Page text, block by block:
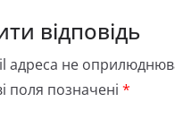
відповідь
адреса не
поля позначені *